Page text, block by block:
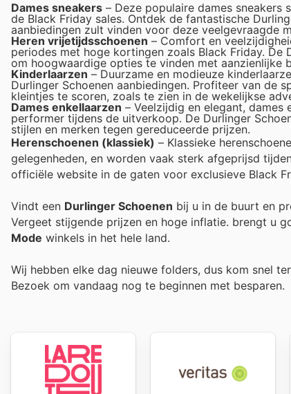
Dames sneakers – Deze populaire dames
de Black Friday sales. Ontdek de fantastische
aanbiedingen zult vinden voor deze veelgevraagde
Heren vrijetijdsschoenen – Comfort en
periodes met hoge kortingen zoals Black Friday. De
om hoogwaardige opties te vinden met aanzienlijke
Kinderlaarzen – Duurzame en modieuze
Durlinger Schoenen aanbiedingen. Profiteer van de
kleintjes te scoren, zoals te zien in de wekelijkse
Dames enkellaarzen – Veelzijdig en elegant,
performer tijdens de uitverkoop. De Durlinger
stijlen en merken tegen gereduceerde prijzen.
Herenschoenen (klassiek) – Klassieke
gelegenheden, en worden vaak sterk afgeprijsd
officiële website in de gaten voor exclusieve Black
Vindt een Durlinger Schoenen bij u in de buurt en
Vergeet stijgende prijzen en hoge inflatie. brengt u
Mode winkels in het hele land.
Wij hebben elke dag nieuwe folders, dus kom snel
Bezoek om vandaag nog te beginnen met besparen.